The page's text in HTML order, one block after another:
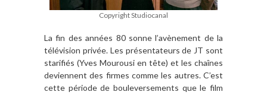
Copyright Studiocanal
La fin des années 80 sonne l’avènement de la
télévision privée. Les présentateurs de JT sont
starifiés (Yves Mourousi en tête) et les chaînes
deviennent des firmes comme les autres. C’est
cette période de bouleversements que le film